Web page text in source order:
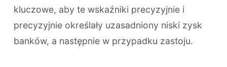
kluczowe, aby te wskaźniki precyzyjnie i
precyzyjnie określały uzasadniony niski zysk
banków, a następnie w przypadku zastoju.